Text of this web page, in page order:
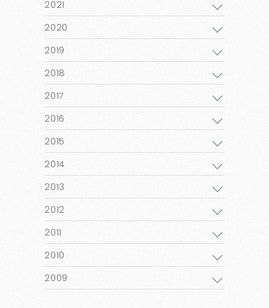
2021
2020
2019
2018
2017
2016
2015
2014
2013
2012
2011
2010
2009